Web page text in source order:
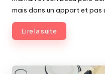
mais dans un appart et pas
Lire la suite